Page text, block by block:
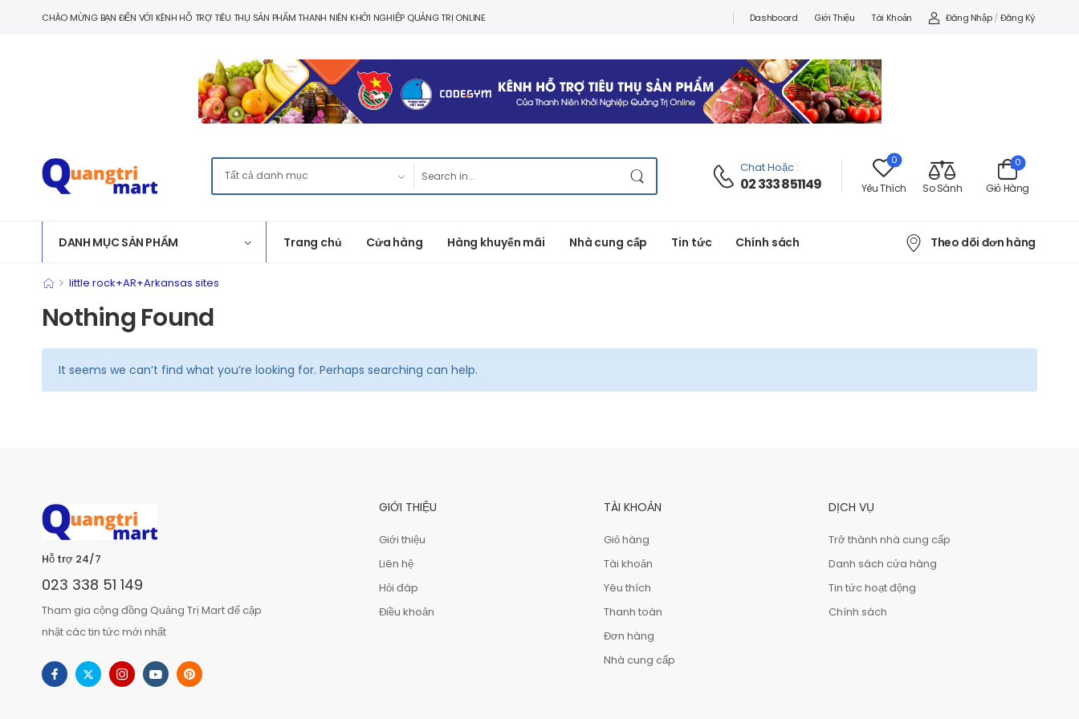
CHÀO MỪNG BẠN ĐẾN VỚI KÊNH HỖ TRỢ TIÊU THỤ SẢN PHẨM THANH NIÊN KHỞI NGHIỆP QUẢNG TRỊ ONLINE Dashboard Giới Thiệu Tài Khoản Đăng Nhập / Đăng Ký
Chat Hoặc :
02 333 851149
0
Yêu Thích So Sánh Giỏ Hàng
0
DANH MỤC SẢN PHẨM Trang chủ Cửa hàng Hàng khuyến mãi Nhà cung cấp Tin tức Chính sách Theo dõi đơn hàng
> little rock+AR+Arkansas sites
Nothing Found
It seems we can’t find what you’re looking for. Perhaps searching can help.
Hỗ trợ 24/7
023 338 51 149
Tham gia cộng đồng Quảng Trị Mart để cập
nhật các tin tức mới nhất
GIỚI THIỆU
Giới thiệu
Liên hệ
Hỏi đáp
Điều khoản
TÀI KHOẢN
Giỏ hàng
Tài khoản
Yêu thích
Thanh toán
Đơn hàng
Nhà cung cấp
DỊCH VỤ
Trở thành nhà cung cấp
Danh sách cửa hàng
Tin tức hoạt động
Chính sách